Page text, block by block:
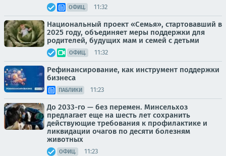
ОФИЦ. 11:32
Национальный проект «Семья», стартовавший в
2025 году, объединяет меры поддержки для
родителей, будущих мам и семей с детьми
ОФИЦ. 11:32
Рефинансирование, как инструмент поддержки
бизнеса
ПАБЛИКИ 11:23
До 2033-го — без перемен. Минсельхоз
предлагает еще на шесть лет сохранить
действующие требования к профилактике и
ликвидации очагов по десяти болезням
животных
ОФИЦ. 11:23